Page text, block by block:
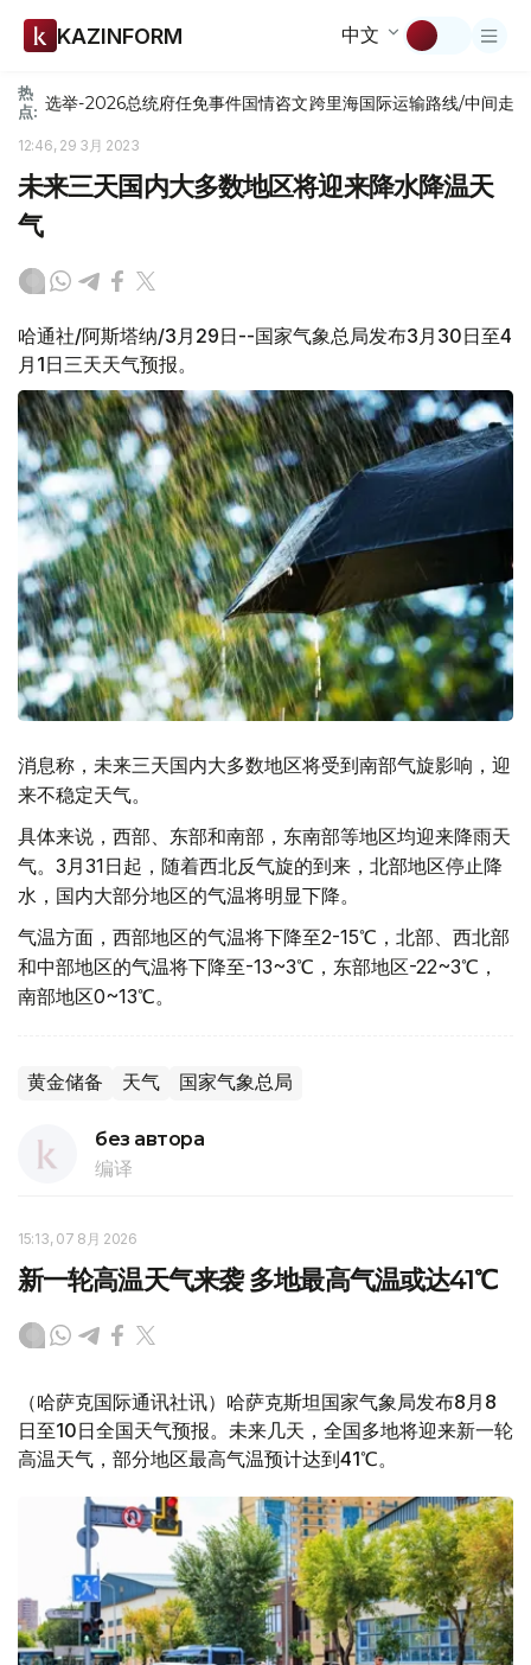
KAZINFORM 中文
热
点: 选举-2026总统府任免事件国情咨文跨里海国际运输路线/中间走廊
12:46, 29 3月 2023
未来三天国内大多数地区将迎来降水降温天
气
哈通社/阿斯塔纳/3月29日--国家气象总局发布3月30日至4
月1日三天天气预报。
消息称，未来三天国内大多数地区将受到南部气旋影响，迎
来不稳定天气。
具体来说，西部、东部和南部，东南部等地区均迎来降雨天
气。3月31日起，随着西北反气旋的到来，北部地区停止降
水，国内大部分地区的气温将明显下降。
气温方面，西部地区的气温将下降至2-15℃，北部、西北部
和中部地区的气温将下降至-13~3℃，东部地区-22~3℃，
南部地区0~13℃。
黄金储备 天气 国家气象总局
без автора
编译
15:13, 07 8月 2026
新一轮高温天气来袭 多地最高气温或达41℃
（哈萨克国际通讯社讯）哈萨克斯坦国家气象局发布8月8
日至10日全国天气预报。未来几天，全国多地将迎来新一轮
高温天气，部分地区最高气温预计达到41℃。